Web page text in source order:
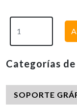
Categorías
SOPORTE